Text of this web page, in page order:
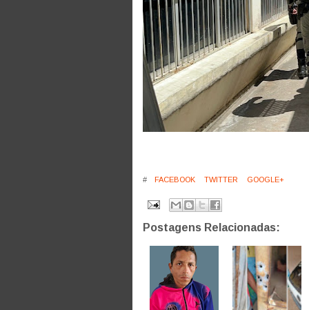
# FACEBOOK TWITTER GOOGLE+
Postagens Relacionadas: